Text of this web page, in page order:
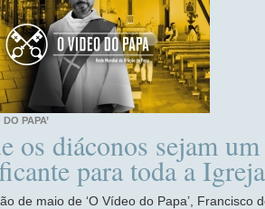
DO PAPA’
os diáconos sejam
para toda a
de maio de ‘O Vídeo do Papa’, Francisco